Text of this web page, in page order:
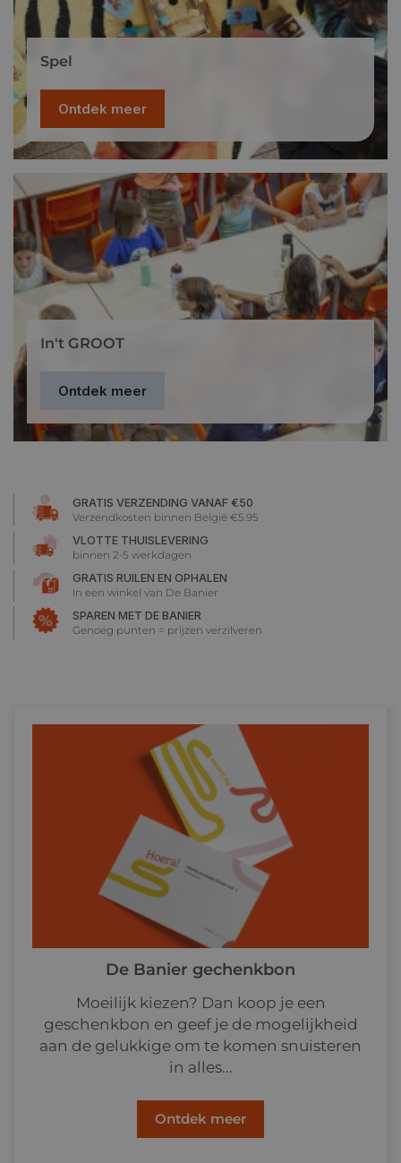
Spel
Ontdek meer
In't GROOT
Ontdek meer
GRATIS VERZENDING VANAF €50
Verzendkosten binnen België €5.95
VLOTTE THUISLEVERING
binnen 2-5 werkdagen
GRATIS RUILEN EN OPHALEN
In een winkel van De Banier
SPAREN MET DE BANIER
Genoeg punten = prijzen verzilveren
De Banier gechenkbon
Moeilijk kiezen? Dan koop je een
geschenkbon en geef je de mogelijkheid
aan de gelukkige om te komen snuisteren
in alles...
Ontdek meer